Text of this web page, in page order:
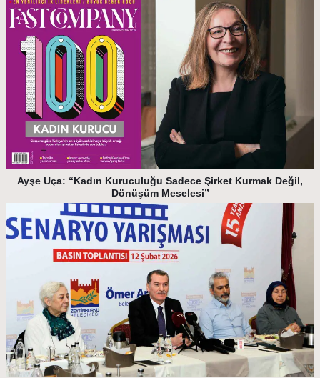
Ayşe Uça: “Kadın Kuruculuğu Sadece Şirket Kurmak Değil,
Dönüşüm Meselesi”